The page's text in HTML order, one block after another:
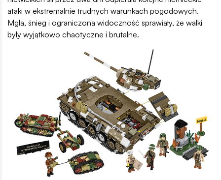
ataki w ekstremalnie trudnych warunkach pogodowych.
Mgła, śnieg i ograniczona widoczność sprawiały, że walki
były wyjątkowo chaotyczne i brutalne.